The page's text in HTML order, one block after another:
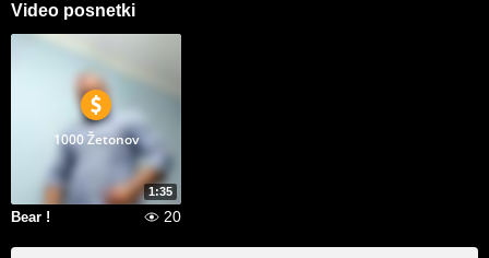
Video posnetki
1:35
1000 Žetonov
Bear ! 20